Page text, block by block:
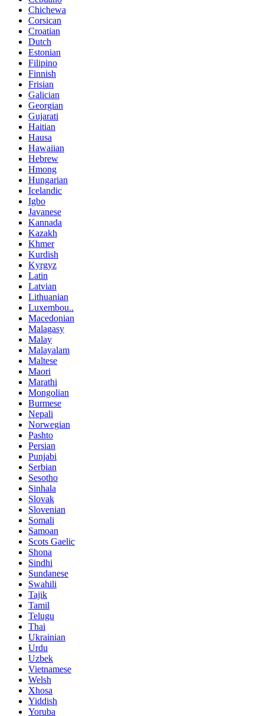
Chichewa
Corsican
Croatian
Dutch
Estonian
Filipino
Finnish
Frisian
Galician
Georgian
Gujarati
Haitian
Hausa
Hawaiian
Hebrew
Hmong
Hungarian
Icelandic
Igbo
Javanese
Kannada
Kazakh
Khmer
Kurdish
Kyrgyz
Latin
Latvian
Lithuanian
Luxembou..
Macedonian
Malagasy
Malay
Malayalam
Maltese
Maori
Marathi
Mongolian
Burmese
Nepali
Norwegian
Pashto
Persian
Punjabi
Serbian
Sesotho
Sinhala
Slovak
Slovenian
Somali
Samoan
Scots Gaelic
Shona
Sindhi
Sundanese
Swahili
Tajik
Tamil
Telugu
Thai
Ukrainian
Urdu
Uzbek
Vietnamese
Welsh
Xhosa
Yiddish
Yoruba